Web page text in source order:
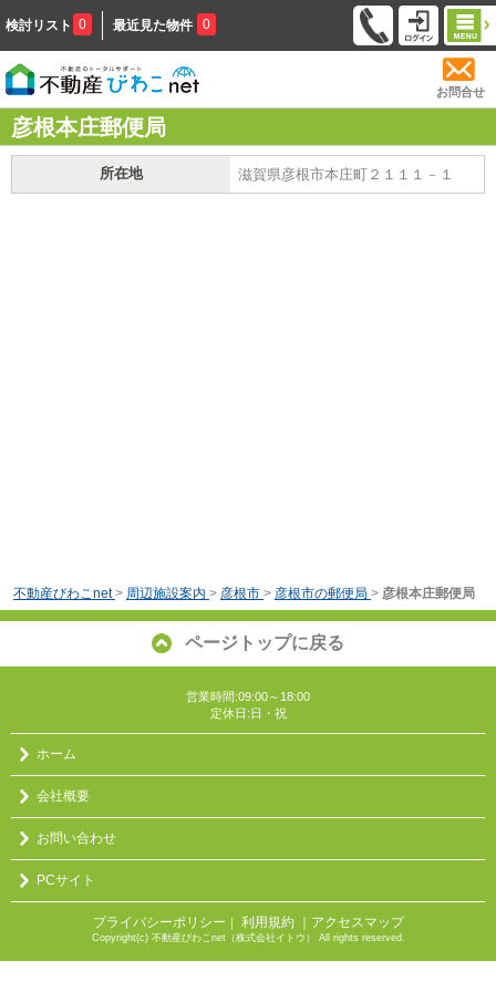
検討リスト 0 最近見た物件 0
お問合せ
彦根本庄郵便局
所在地 滋賀県彦根市本庄町２１１１－１
不動産びわこnet > 周辺施設案内 > 彦根市 > 彦根市の郵便局 > 彦根本庄郵便局
ページトップに戻る
営業時間:09:00～18:00
定休日:日・祝
ホーム
会社概要
お問い合わせ
PCサイト
プライバシーポリシー ｜ 利用規約 ｜アクセスマップ
Copyright(c) 不動産びわこnet（株式会社イトウ） All rights reserved.